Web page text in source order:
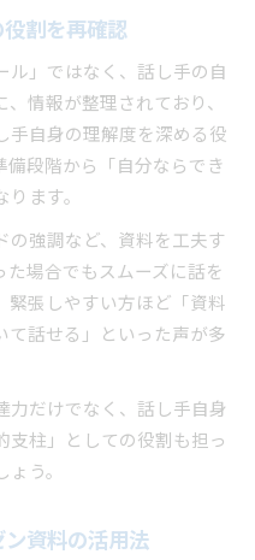
役割を再確認
ル」ではなく、話し手の自
情報が整理されており、
手自身の理解度を深める役
段階から「自分ならでき
ます。
の強調など、資料を工夫す
た場合でもスムーズに話を
緊張しやすい方ほど「資料
て話せる」といった声が多
力だけでなく、話し手自身
支柱」としての役割も担っ
う。
資料の活用法